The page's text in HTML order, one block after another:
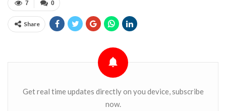
0
7
Share
Get real time updates directly on you device, subscribe
now.